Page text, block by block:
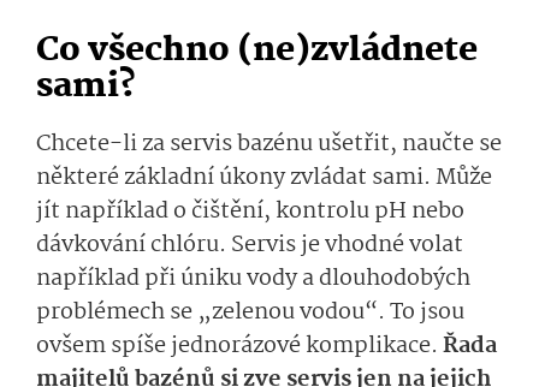
Co všechno (ne)zvládnete
sami?
Chcete-li za servis bazénu ušetřit, naučte se
některé základní úkony zvládat sami. Může
jít například o čištění, kontrolu pH nebo
dávkování chlóru. Servis je vhodné volat
například při úniku vody a dlouhodobých
problémech se „zelenou vodou“. To jsou
ovšem spíše jednorázové komplikace. Řada
majitelů bazénů si zve servis jen na jejich